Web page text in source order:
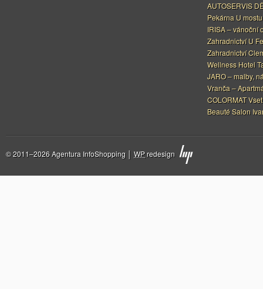
AUTOSERVIS
Pekárna U mostu
IRISA – vánoční
Zahradnictví U
Zahradnictví
Wellness Hotel
JARO – malby,
Vranča –
COLORMAT
Beauté Salon
© 2011–2026 Agentura InfoShopping │ WPredesign